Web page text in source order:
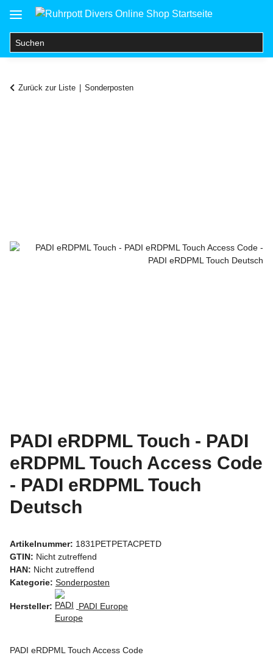
Zurück zur Liste Sonderposten
PADI eRDPML Touch - PADI
eRDPML Touch Access Code
- PADI eRDPML Touch
Deutsch
Artikelnummer: 1831PETPETACPETD
GTIN: Nicht zutreffend
HAN: Nicht zutreffend
Kategorie: Sonderposten
Hersteller: PADI Europe
PADI eRDPML Touch Access Code